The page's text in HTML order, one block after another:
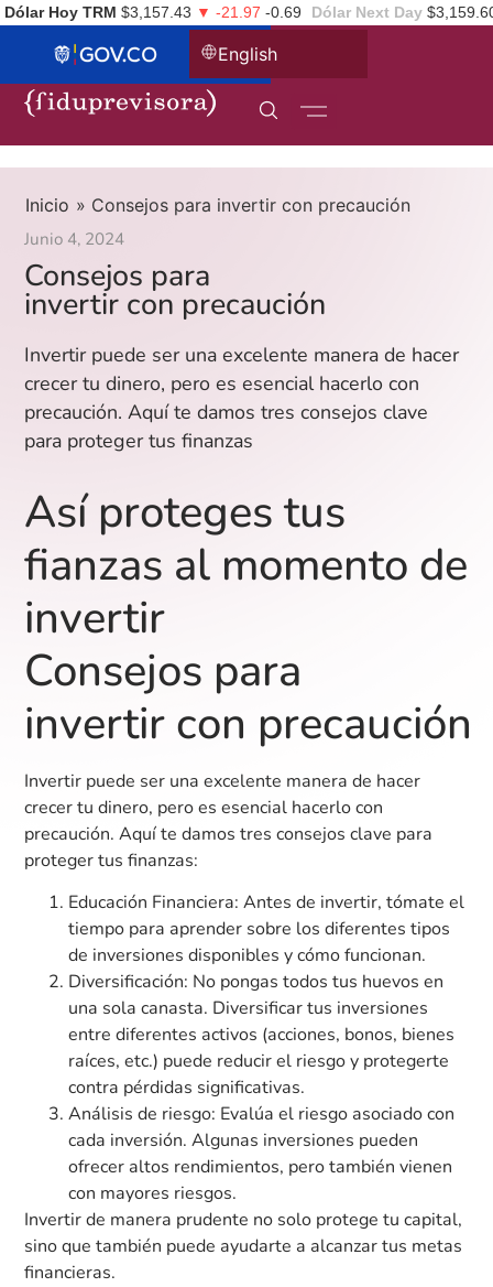
Dólar Hoy TRM $3,157.43 ▼ -21.97 -0.69 Dólar Next Day
English
Inicio » Consejos para invertir con precaución
Junio 4, 2024
Consejos para
invertir con precaución
Invertir puede ser una excelente manera de hacer
crecer tu dinero, pero es esencial hacerlo con
precaución. Aquí te damos tres consejos clave
para proteger tus finanzas
Así proteges tus
fianzas al momento de
invertir
Consejos para
invertir con precaución
Invertir puede ser una excelente manera de hacer
crecer tu dinero, pero es esencial hacerlo con
precaución. Aquí te damos tres consejos clave para
proteger tus finanzas:
Educación Financiera: Antes de invertir, tómate el
tiempo para aprender sobre los diferentes tipos
de inversiones disponibles y cómo funcionan.
Diversificación: No pongas todos tus huevos en
una sola canasta. Diversificar tus inversiones
entre diferentes activos (acciones, bonos, bienes
raíces, etc.) puede reducir el riesgo y protegerte
contra pérdidas significativas.
Análisis de riesgo: Evalúa el riesgo asociado con
cada inversión. Algunas inversiones pueden
ofrecer altos rendimientos, pero también vienen
con mayores riesgos.
Invertir de manera prudente no solo protege tu capital,
sino que también puede ayudarte a alcanzar tus metas
financieras.